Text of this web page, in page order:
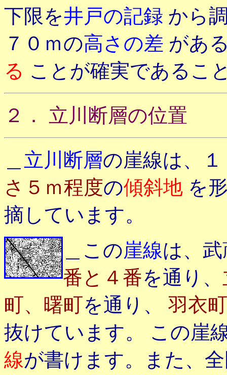
下限を井戸の記録 から
７０ｍの高さの差 があ
る ことが確実であるこ
２． 立川断層の位置
立川断層の崖線は、
さ５ｍ程度の傾斜地 を
摘しています。
＿この崖線は、
番と４番を通り、
町、曙町を通り、 羽衣町
抜けています。 この崖
線が書けます。また、